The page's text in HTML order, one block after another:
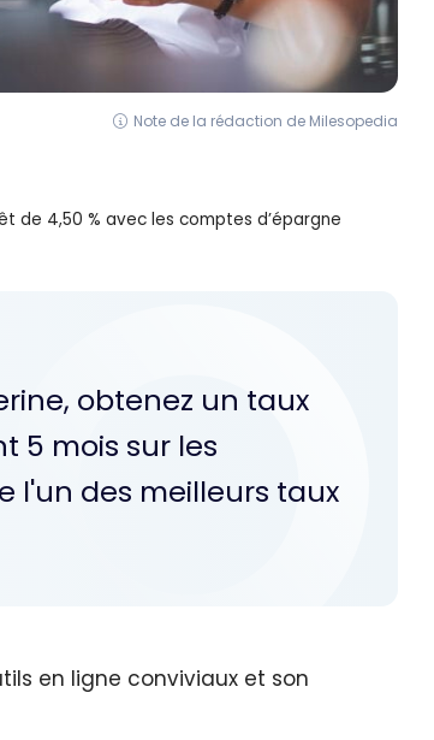
Note de la rédaction de Milesopedia
de 4,50 % avec les comptes d’épargne
obtenez un taux
5 mois sur les
l'un des meilleurs taux
en ligne conviviaux et son